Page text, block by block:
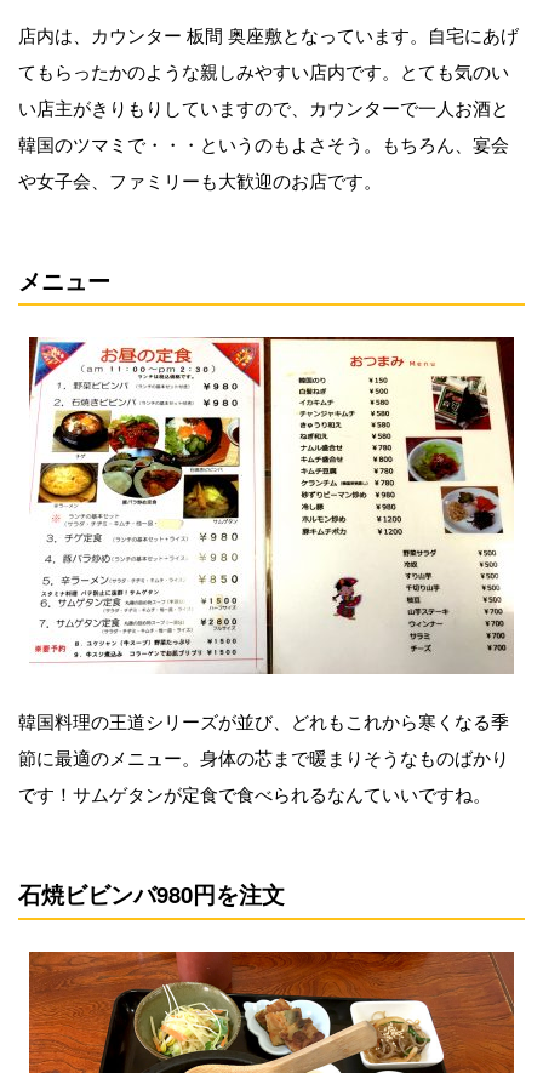
店内は、カウンター 板間 奥座敷となっています。自宅にあげ
てもらったかのような親しみやすい店内です。とても気のい
い店主がきりもりしていますので、カウンターで一人お酒と
韓国のツマミで・・・というのもよさそう。もちろん、宴会
や女子会、ファミリーも大歓迎のお店です。
メニュー
韓国料理の王道シリーズが並び、どれもこれから寒くなる季
節に最適のメニュー。身体の芯まで暖まりそうなものばかり
です！サムゲタンが定食で食べられるなんていいですね。
石焼ビビンバ980円を注文